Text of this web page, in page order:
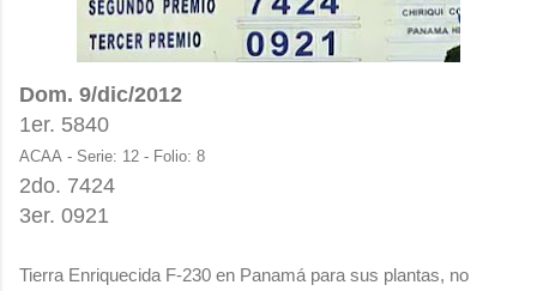
Dom. 9/dic/2012
1er. 5840
ACAA - Serie: 12 - Folio: 8
2do. 7424
3er. 0921
Tierra Enriquecida F-230 en Panamá para sus plantas, no